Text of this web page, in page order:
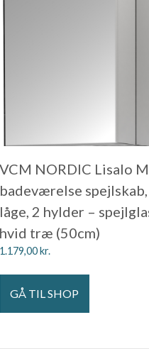
VCM NORDIC Lisalo M
badeværelse spejlskab,
låge, 2 hylder –
hvid træ (50cm)
1.179,00kr.
GÅ TIL SHOP